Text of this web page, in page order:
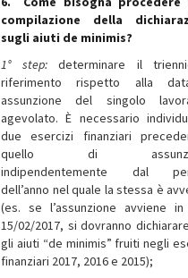
compilazione della
sugli aiuti de minimis?
1° step:determinare il
riferimento rispetto alla
assunzione del singolo
agevolato. È necessario
due esercizi finanziari
quello di
indipendentemente dal
dell’anno nel quale la stessa è
(es. se l’assunzione avviene
15/02/2017, si dovranno
gli aiuti “de minimis” fruiti negli
finanziari 2017, 2016 e 2015);